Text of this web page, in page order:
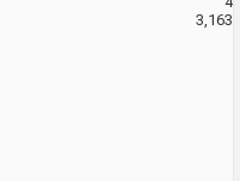
3,163